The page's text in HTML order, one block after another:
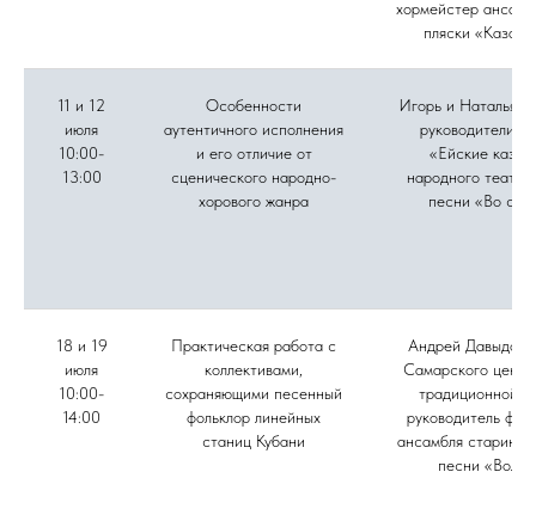
хормейстер
пляски
11 и 12
июля
10:00-
13:00
Особенности
аутентичного исполнения
и его отличие от
сценического народно-
хорового жанра
Игорь и Наталья
руководители
«Ейские
народного театра
песни «Во
18 и 19
июля
10:00-
14:00
Практическая работа с
коллективами,
сохраняющими песенный
фольклор линейных
станиц Кубани
Андрей Давыдов,
Самарского
традиционной
руководитель
ансамбля
песни